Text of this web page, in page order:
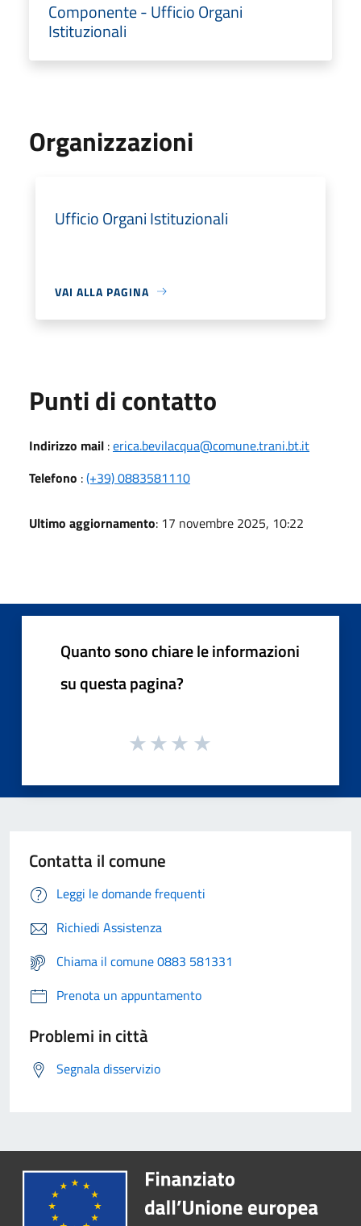
Componente - Ufficio Organi
Istituzionali
Organizzazioni
Ufficio Organi Istituzionali
VAI ALLA PAGINA
Punti di contatto
Indirizzo mail :erica.bevilacqua@comune.trani.bt.it
Telefono :(+39) 0883581110
Ultimo aggiornamento: 17 novembre 2025, 10:22
Quanto sono chiare le informazioni
su questa pagina?
Contatta il comune
Leggi le domande frequenti
Richiedi Assistenza
Chiama il comune 0883 581331
Prenota un appuntamento
Problemi in città
Segnala disservizio